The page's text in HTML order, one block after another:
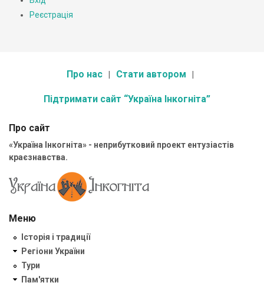
Реєстрація
Про нас Стати автором
Підтримати сайт “Україна Інкогніта”
Про сайт
«Україна Інкогніта» - неприбутковий проект ентузіастів
краєзнавства.
Меню
Історія і традиції
Регіони України
Тури
Пам'ятки